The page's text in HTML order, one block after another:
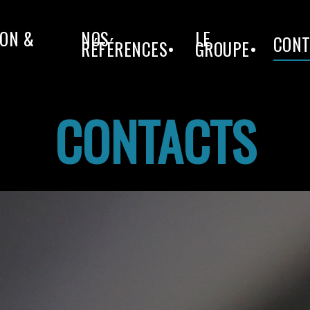
& NOS
RÉFÉRENCES• LE
GROUPE•
CONTACTS